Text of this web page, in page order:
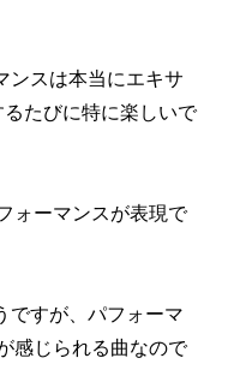
ンスは本当にエキサ
たびに特に楽しいで
ォーマンスが表現で
ですが、パフォーマ
感じられる曲なので